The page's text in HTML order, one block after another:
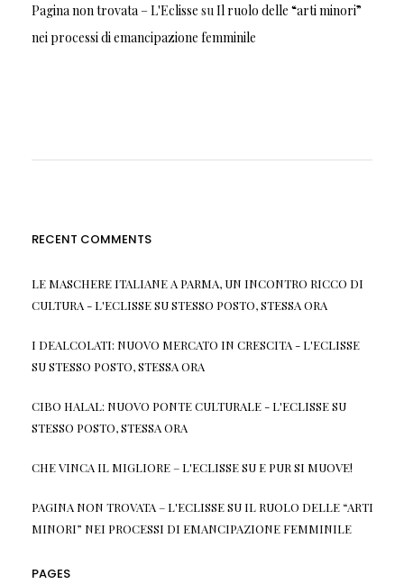
Pagina non trovata – L'Eclisse suIl ruolo delle “arti minori”
nei processi di emancipazione femminile
RECENT COMMENTS
LE MASCHERE ITALIANE A PARMA, UN INCONTRO RICCO DI
CULTURA - L'ECLISSESUSTESSO POSTO, STESSA ORA
I DEALCOLATI: NUOVO MERCATO IN CRESCITA - L'ECLISSE
SUSTESSO POSTO, STESSA ORA
CIBO HALAL: NUOVO PONTE CULTURALE - L'ECLISSESU
STESSO POSTO, STESSA ORA
CHE VINCA IL MIGLIORE – L'ECLISSESU E PUR SI MUOVE!
PAGINA NON TROVATA – L'ECLISSESU IL RUOLO DELLE “ARTI
MINORI” NEI PROCESSI DI EMANCIPAZIONE FEMMINILE
PAGES